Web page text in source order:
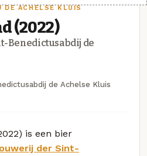
DE ACHELSE KLUIS
(2022)
Benedictusabdij de
de Achelse Kluis
is een bier
der Sint-